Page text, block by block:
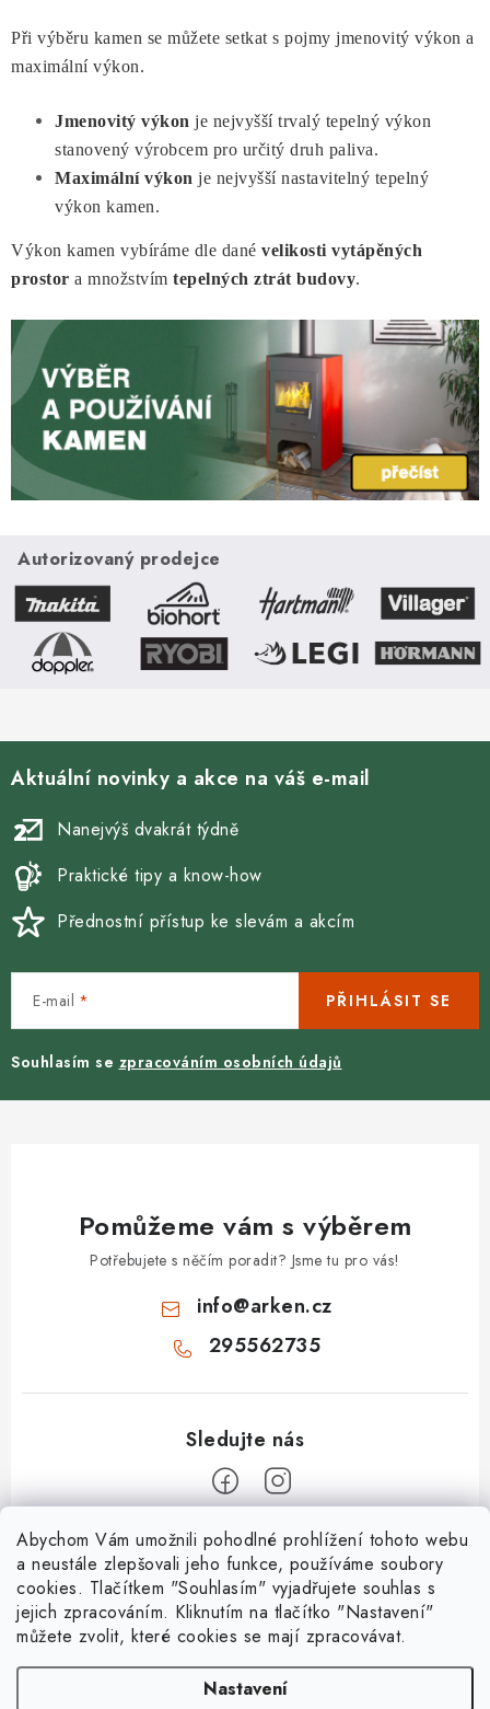
Abychom Vám umožnili pohodlné prohlížení tohoto webu
a neustále zlepšovali jeho funkce, používáme soubory
cookies. Tlačítkem "Souhlasím" vyjadřujete souhlas s
jejich zpracováním. Kliknutím na tlačítko "Nastavení"
můžete zvolit, které cookies se mají zpracovávat.
Nastavení
Při výběru kamen se můžete setkat s pojmy jmenovitý výkon a
maximální výkon.
Jmenovitý výkon je nejvyšší trvalý tepelný výkon
stanovený výrobcem pro určitý druh paliva.
Maximální výkon je nejvyšší nastavitelný tepelný
výkon kamen.
Výkon kamen vybíráme dle dané velikosti vytápěných
prostor a množstvím tepelných ztrát budovy.
Autorizovaný prodejce
Aktuální novinky a akce na váš e-mail
Nanejvýš dvakrát týdně
Praktické tipy a know-how
Přednostní přístup ke slevám a akcím
E-mail
Souhlasím se zpracováním osobních údajů
PŘIHLÁSIT SE
Pomůžeme vám s výběrem
Potřebujete s něčím poradit? Jsme tu pro vás!
info@arken.cz
295562735
O Arken
O nás
Kontakty
Vše o nákupu